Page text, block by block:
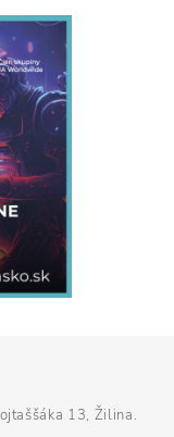
13, Žilina.